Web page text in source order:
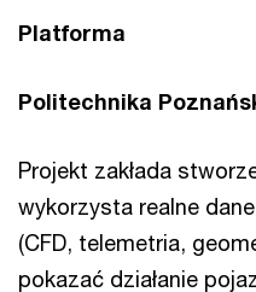
Platforma
Politechnika
Projekt zakłada
wykorzysta realne
(CFD, telemetria,
pokazać działanie